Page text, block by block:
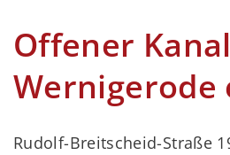
Offener Kanal
Wernigerode
Rudolf-Breitscheid-Straße